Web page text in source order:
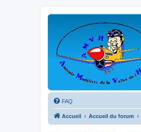
FAQ
Accueil Accueil du forum